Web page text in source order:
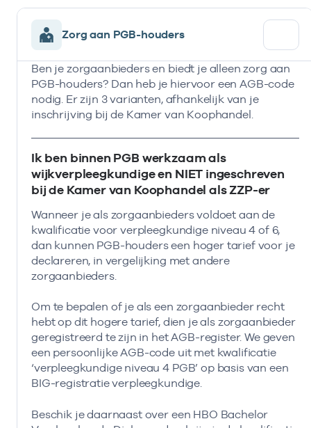
Zorg aan PGB-houders
Ben je zorgaanbieders en biedt je alleen zorg aan
PGB-houders? Dan heb je hiervoor een AGB-code
nodig. Er zijn 3 varianten, afhankelijk van je
inschrijving bij de Kamer van Koophandel.
Ik ben binnen PGB werkzaam als
wijkverpleegkundige en NIET ingeschreven
bij de Kamer van Koophandel als ZZP-er
Wanneer je als zorgaanbieders voldoet aan de
kwalificatie voor verpleegkundige niveau 4 of 6,
dan kunnen PGB-houders een hoger tarief voor je
declareren, in vergelijking met andere
zorgaanbieders.
Om te bepalen of je als een zorgaanbieder recht
hebt op dit hogere tarief, dien je als zorgaanbieder
geregistreerd te zijn in het AGB-register. We geven
een persoonlijke AGB-code uit met kwalificatie
‘verpleegkundige niveau 4 PGB’ op basis van een
BIG-registratie verpleegkundige.
Beschik je daarnaast over een HBO Bachelor